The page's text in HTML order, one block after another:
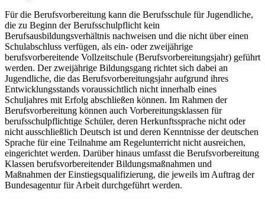
Für die Berufsvorbereitung kann die Berufsschule für Jugendliche,
die zu Beginn der Berufsschulpflicht kein
Berufsausbildungsverhältnis nachweisen und die nicht über einen
Schulabschluss verfügen, als ein- oder zweijährige
berufsvorbereitende Vollzeitschule (Berufsvorbereitungsjahr) geführt
werden. Der zweijährige Bildungsgang richtet sich dabei an
Jugendliche, die das Berufsvorbereitungsjahr aufgrund ihres
Entwicklungsstands voraussichtlich nicht innerhalb eines
Schuljahres mit Erfolg abschließen können. Im Rahmen der
Berufsvorbereitung können auch Vorbereitungsklassen für
berufsschulpflichtige Schüler, deren Herkunftssprache nicht oder
nicht ausschließlich Deutsch ist und deren Kenntnisse der deutschen
Sprache für eine Teilnahme am Regelunterricht nicht ausreichen,
eingerichtet werden. Darüber hinaus umfasst die Berufsvorbereitung
Klassen berufsvorbereitender Bildungsmaßnahmen und
Maßnahmen der Einstiegsqualifizierung, die jeweils im Auftrag der
Bundesagentur für Arbeit durchgeführt werden.